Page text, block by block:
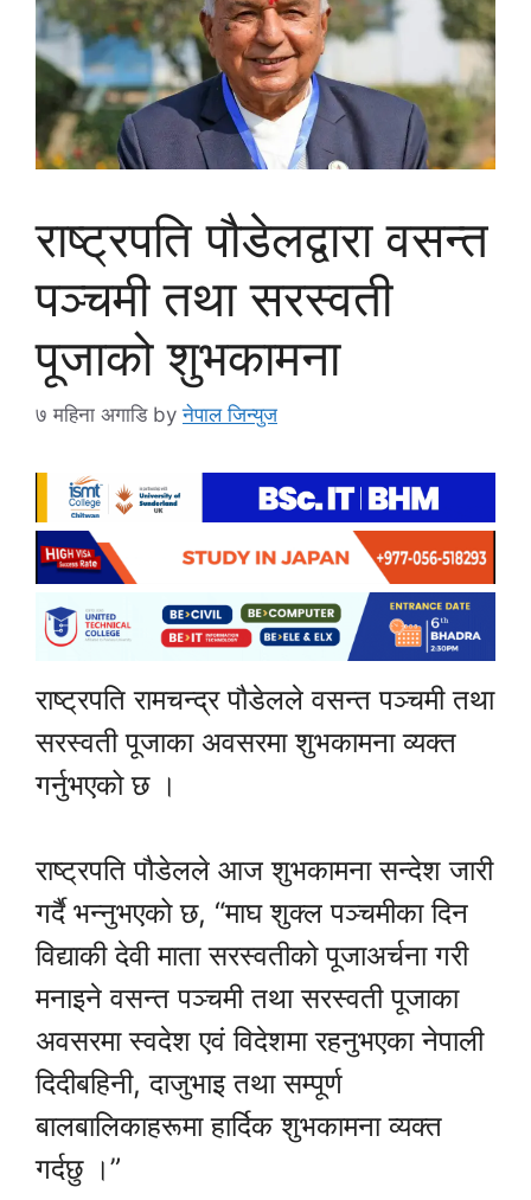
राष्ट्रपति पौडेलद्वारा वसन्त
पञ्चमी तथा सरस्वती
पूजाको शुभकामना
७ महिना अगाडि byनेपाल जिन्युज
राष्ट्रपति रामचन्द्र पौडेलले वसन्त पञ्चमी तथा
सरस्वती पूजाका अवसरमा शुभकामना व्यक्त
गर्नुभएको छ ।
राष्ट्रपति पौडेलले आज शुभकामना सन्देश जारी
गर्दै भन्नुभएको छ, “माघ शुक्ल पञ्चमीका दिन
विद्याकी देवी माता सरस्वतीको पूजाअर्चना गरी
मनाइने वसन्त पञ्चमी तथा सरस्वती पूजाका
अवसरमा स्वदेश एवं विदेशमा रहनुभएका नेपाली
दिदीबहिनी, दाजुभाइ तथा सम्पूर्ण
बालबालिकाहरूमा हार्दिक शुभकामना व्यक्त
गर्दछु ।”